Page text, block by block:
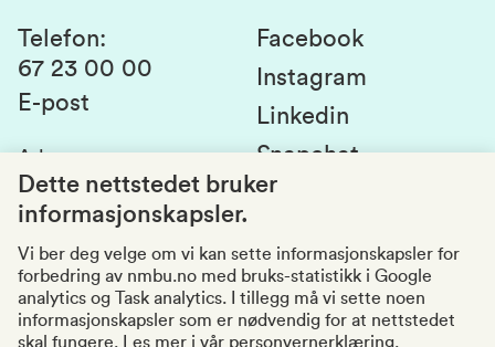
Kontakt oss
Studier og emner
Studenttinget
Si fra om avvik
Kvalitet i utdanningen
Telefon:
67 23 00 00
E-post
Adresse:
Postboks 5003
1432 Ås
Organisasjonsnummer
969159570
Besøksadresser
Facebook
Instagram
Linkedin
Snapchat
Dette nettstedet bruker
informasjonskapsler.
Vi ber deg velge om vi kan sette informasjonskapsler for
forbedring av nmbu.no med bruks-statistikk i Google
analytics og Task analytics. I tillegg må vi sette noen
informasjonskapsler som er nødvendig for at nettstedet
skal fungere.
Les mer i vår personvernerklæring.